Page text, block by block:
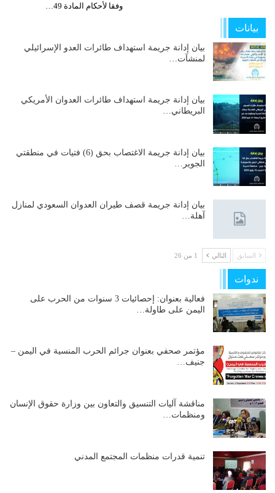
وفقا لأحكام المادة 49…
بيانات
بيان إدانة جريمة استهداف طائرات العدو الإسرائيلي
لمنشآت…
بيان إدانة جريمة استهداف طائرات العدوان الأمريكي
البريطاني…
بيان إدانة جريمة الاغتصاب بحق (6) فتيات في منطقتي
الجوير…
بيان إدانة جريمة قصف طيران العدوان السعودي لمنازل
آهلة…
السابق التالي 1 من 26
ندوات
فعالية بعنوان: إحصائيات 3 سنوات من الحرب على
اليمن على طاولة…
مؤتمر صحفي بعنوان جرائم الحرب المنسية في اليمن –
جنيف…
مناقشة آليات التنسيق والتعاون بين وزارة حقوق الإنسان
ومنظمات…
تنمية قدرات منظمات المجتمع المدني